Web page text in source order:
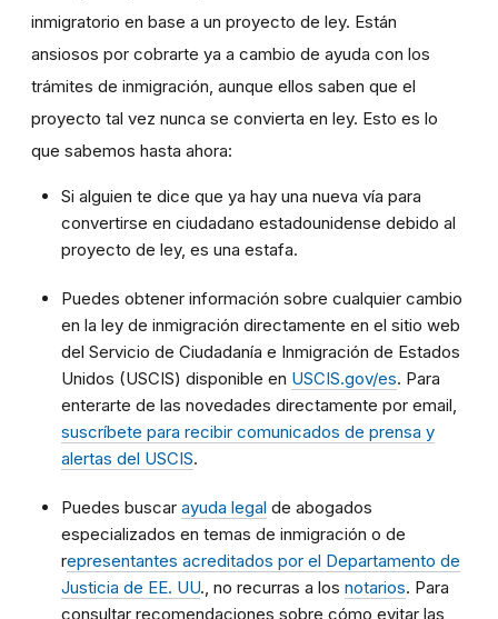
inmigratorio en base a un proyecto de ley. Están
ansiosos por cobrarte ya a cambio de ayuda con los
trámites de inmigración, aunque ellos saben que el
proyecto tal vez nunca se convierta en ley. Esto es lo
que sabemos hasta ahora:
Si alguien te dice que ya hay una nueva vía para
convertirse en ciudadano estadounidense debido al
proyecto de ley, es una estafa.
Puedes obtener información sobre cualquier cambio
en la ley de inmigración directamente en el sitio web
del Servicio de Ciudadanía e Inmigración de Estados
Unidos (USCIS) disponible en USCIS.gov/es. Para
enterarte de las novedades directamente por email,
suscríbete para recibir comunicados de prensa y
alertas del USCIS.
Puedes buscar ayuda legal de abogados
especializados en temas de inmigración o de
representantes acreditados por el Departamento de
Justicia de EE. UU., no recurras a los notarios. Para
consultar recomendaciones sobre cómo evitar las